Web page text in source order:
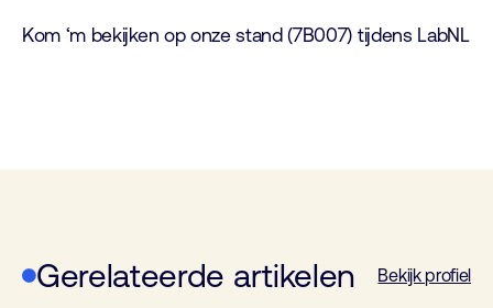
Kom ‘m bekijken op onze stand (7B007) tijdens LabNL
Gerelateerde artikelen Bekijk profiel